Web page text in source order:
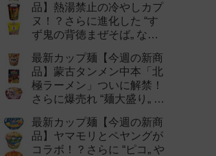
品】熱湯禁止の冷やしカプ
ヌ！？さらに進化した “す
ず鬼の背徳まぜそば„ など
最新カップ麺【今週の新商
品】蒙古タンメン中本「北
極ラーメン」ついに解禁！
さらに爆売れ “麺大盛り„ シ
作まとめ！
最新カップ麺【今週の新商
品】ヤマモリとペヤングが
コラボ！？さらに “ピコ„ や